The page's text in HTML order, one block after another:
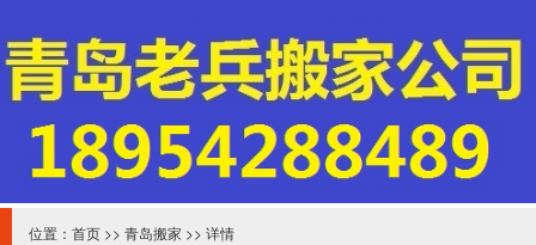
位置： 首页 >> 青岛搬家 >> 详情